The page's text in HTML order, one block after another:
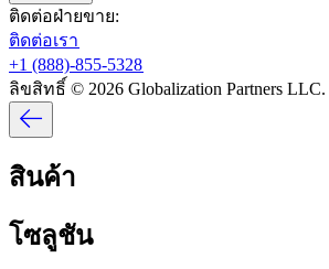
ติดต่อฝ่ายขาย:​​
ติดต่อเรา​​
+1 (888)-855-5328​​
ลิขสิทธิ์ © 2026 Globalization Partners
สินค้า​​
โซลูชัน​​